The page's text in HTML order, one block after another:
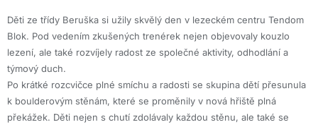
Děti ze třídy Beruška si užily skvělý den v lezeckém centru Tendom
Blok. Pod vedením zkušených trenérek nejen objevovaly kouzlo
lezení, ale také rozvíjely radost ze společné aktivity, odhodlání a
týmový duch.
Po krátké rozcvičce plné smíchu a radosti se skupina dětí přesunula
k boulderovým stěnám, které se proměnily v nová hřiště plná
překážek. Děti nejen s chutí zdolávaly každou stěnu, ale také se